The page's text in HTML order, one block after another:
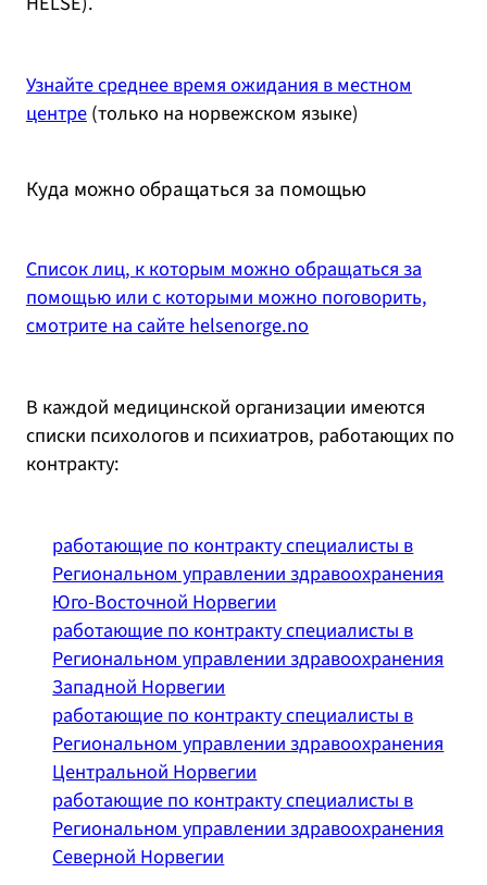
Узнайте среднее время ожидания в местном
центре(только на норвежском языке)
Куда можно обращаться за помощью
Список лиц, к которым можно обращаться за
помощью или с которыми можно поговорить,
смотрите на сайте helsenorge.no
В каждой медицинской организации имеются
списки психологов и психиатров, работающих по
контракту:
работающие по контракту специалисты в
Региональном управлении здравоохранения
Юго-Восточной Норвегии
работающие по контракту специалисты в
Региональном управлении здравоохранения
Западной Норвегии
работающие по контракту специалисты в
Региональном управлении здравоохранения
Центральной Норвегии
работающие по контракту специалисты в
Региональном управлении здравоохранения
Северной Норвегии